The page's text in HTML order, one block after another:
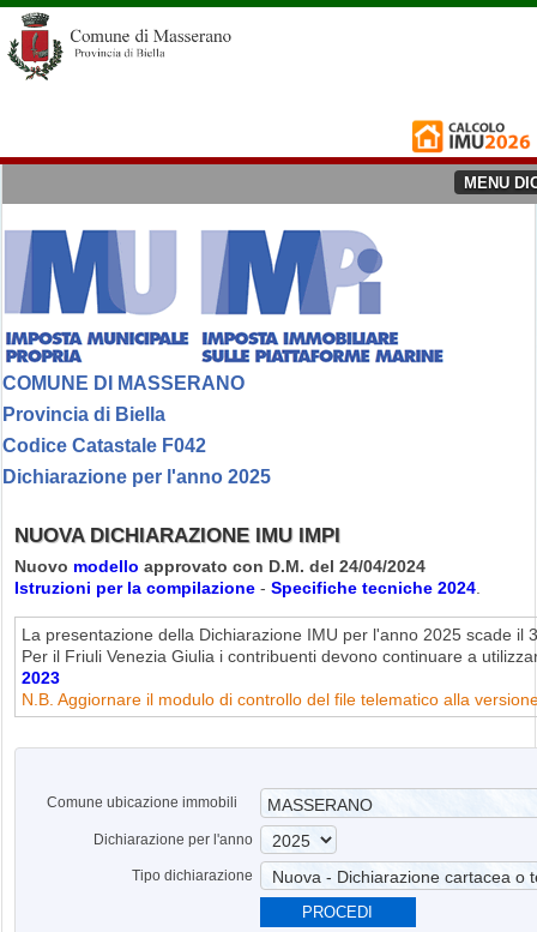
MENU
COMUNE DI MASSERANO
Provincia di Biella
Codice Catastale F042
Dichiarazione per l'anno 2025
NUOVA DICHIARAZIONE IMU IMPI
Nuovo modello approvato con D.M. del 24/04/2024
Istruzioni per la compilazione - Specifiche tecniche 2024.
La presentazione della Dichiarazione IMU per l'anno 2025 scade il
Per il Friuli Venezia Giulia i contribuenti devono continuare a
2023
N.B. Aggiornare il modulo di controllo del file telematico alla
Comune ubicazione immobili
Dichiarazione per l'anno
Tipo dichiarazione
PROCEDI